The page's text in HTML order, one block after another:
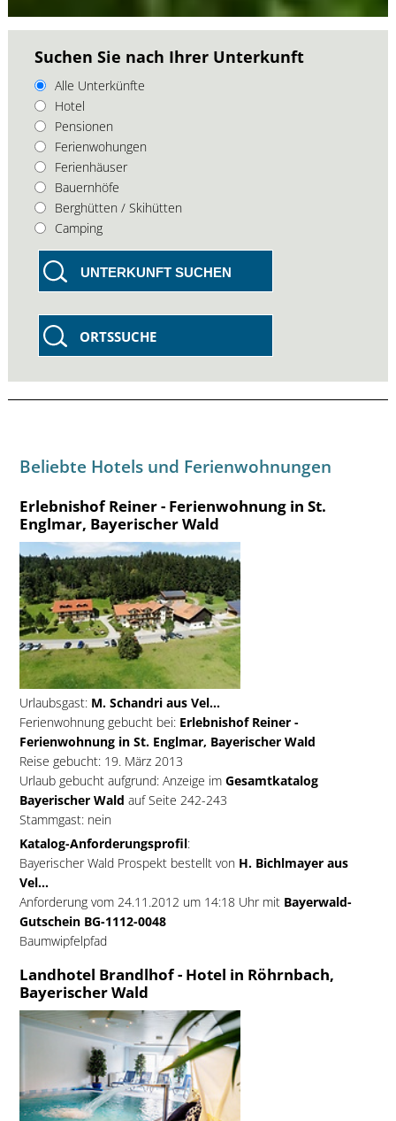
Suchen Sie nach Ihrer Unterkunft
Alle Unterkünfte
Hotel
Pensionen
Ferienwohungen
Ferienhäuser
Bauernhöfe
Berghütten / Skihütten
Camping
UNTERKUNFT SUCHEN
ORTSSUCHE
Beliebte Hotels und Ferienwohnungen
Erlebnishof Reiner - Ferienwohnung in St.
Englmar, Bayerischer Wald
Urlaubsgast:M. Schandri aus Vel...
Ferienwohnung gebucht bei:Erlebnishof Reiner -
Ferienwohnung in St. Englmar, Bayerischer Wald
Reise gebucht: 19. März 2013
Urlaub gebucht aufgrund: Anzeige im Gesamtkatalog
Bayerischer Wald auf Seite 242-243
Stammgast: nein
Katalog-Anforderungsprofil:
Bayerischer Wald Prospekt bestellt von H. Bichlmayer aus
Vel...
Anforderung vom 24.11.2012 um 14:18 Uhr mit Bayerwald-
Gutschein BG-1112-0048
Baumwipfelpfad
Landhotel Brandlhof - Hotel in Röhrnbach,
Bayerischer Wald